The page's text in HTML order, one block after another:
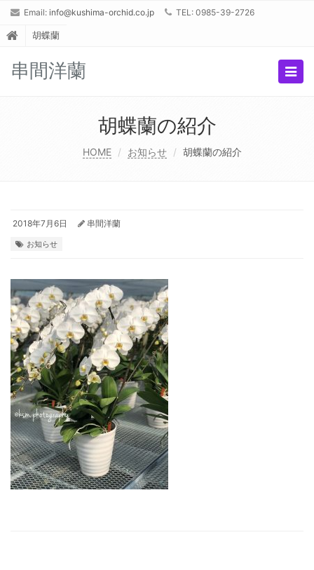
Email: info@kushima-orchid.co.jp TEL: 0985-39-2726
胡蝶蘭
串間洋蘭
胡蝶蘭の紹介
HOME お知らせ 胡蝶蘭の紹介
2018年7月6日 串間洋蘭
お知らせ